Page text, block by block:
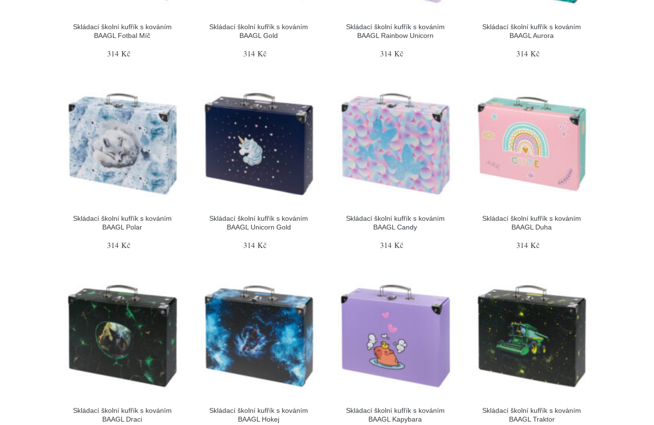
Skládací školní kufřík s kováním
BAAGL Fotbal Míč
314 Kč
Skládací školní kufřík s kováním
BAAGL Gold
314 Kč
Skládací školní kufřík s kováním
BAAGL Rainbow Unicorn
314 Kč
Skládací školní kufřík s kováním
BAAGL Aurora
314 Kč
Skládací školní kufřík s kováním
BAAGL Polar
314 Kč
Skládací školní kufřík s kováním
BAAGL Unicorn Gold
314 Kč
Skládací školní kufřík s kováním
BAAGL Candy
314 Kč
Skládací školní kufřík s kováním
BAAGL Duha
314 Kč
Skládací školní kufřík s kováním
BAAGL Draci
Skládací školní kufřík s kováním
BAAGL Hokej
Skládací školní kufřík s kováním
BAAGL Kapybara
Skládací školní kufřík s kováním
BAAGL Traktor